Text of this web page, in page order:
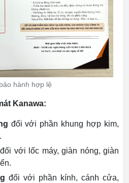
hành hợp lệ
Kanawa:
đối với phần khung hợp kim,
với lốc máy, giàn nóng, giàn
đối với phần kính, cánh cửa,